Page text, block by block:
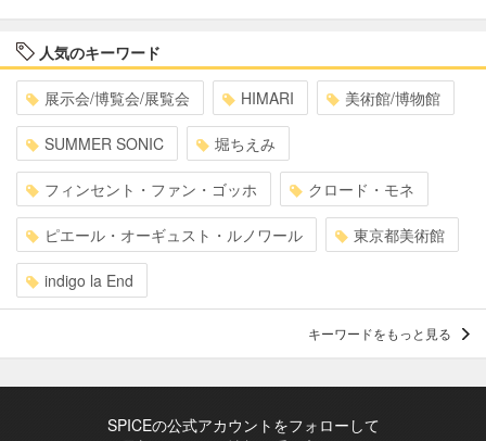
人気のキーワード
展示会/博覧会/展覧会 HIMARI 美術館/博物館
SUMMER SONIC 堀ちえみ
フィンセント・ファン・ゴッホ クロード・モネ
ピエール・オーギュスト・ルノワール 東京都美術館
indigo la End
キーワードをもっと見る
SPICEの公式アカウントをフォローして